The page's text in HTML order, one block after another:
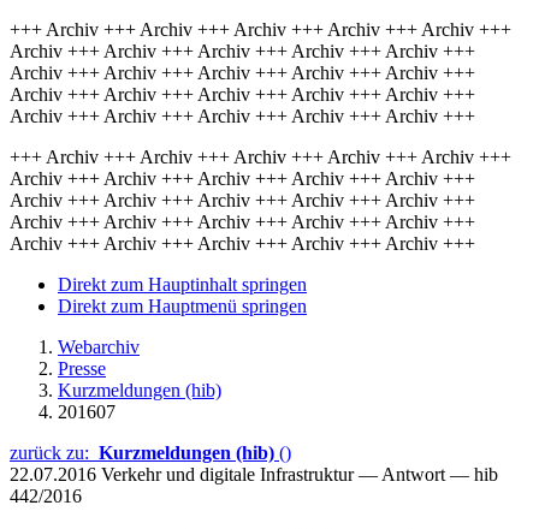
+++ Archiv +++ Archiv +++ Archiv +++ Archiv +++ Archiv +++
Archiv +++ Archiv +++ Archiv +++ Archiv +++ Archiv +++
Archiv +++ Archiv +++ Archiv +++ Archiv +++ Archiv +++
Archiv +++ Archiv +++ Archiv +++ Archiv +++ Archiv +++
Archiv +++ Archiv +++ Archiv +++ Archiv +++ Archiv +++
+++ Archiv +++ Archiv +++ Archiv +++ Archiv +++ Archiv +++
Archiv +++ Archiv +++ Archiv +++ Archiv +++ Archiv +++
Archiv +++ Archiv +++ Archiv +++ Archiv +++ Archiv +++
Archiv +++ Archiv +++ Archiv +++ Archiv +++ Archiv +++
Archiv +++ Archiv +++ Archiv +++ Archiv +++ Archiv +++
Direkt zum Hauptinhalt springen
Direkt zum Hauptmenü springen
Webarchiv
Presse
Kurzmeldungen (hib)
201607
zurück zu: Kurzmeldungen (hib) ()
22.07.2016 Verkehr und digitale Infrastruktur — Antwort — hib
442/2016